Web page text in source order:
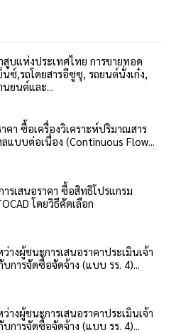
สูบแห่งประเทศไทย การขายทอด
นซ์,รถโดยสารอีซูซุ, รถยนต์นั่งเก๋ง,
นยนต์และ...
คา ซื้อเครื่องวิเคราะห์ปริมาณสาร
แบบต่อเนื่อง (Continuous Flow...
รเสนอราคา ซื้อสิทธิโปรแกรม
โดยวิธีคัดเลือก
างผู้ชนะการเสนอราคาประเมินเจ้า
การจัดซื้อจัดจ้าง (แบบ รร. 4)...
างผู้ชนะการเสนอราคาประเมินเจ้า
การจัดซื้อจัดจ้าง (แบบ รร. 4)...